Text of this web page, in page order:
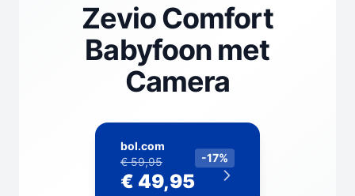
Zevio Comfort
Babyfoon met
Camera
bol.com
€ 59,95
€ 49,95
-17%